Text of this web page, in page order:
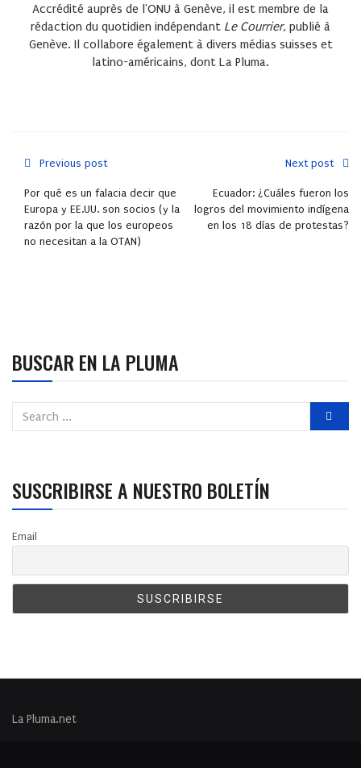
Accrédité auprès de l'ONU à Genève, il est membre de la
rédaction du quotidien indépendant Le Courrier, publié à
Genève. Il collabore également à divers médias suisses et
latino-américains, dont La Pluma.
Previous post
Por qué es un falacia decir que
Europa y EE.UU. son socios (y la
razón por la que los europeos
no necesitan a la OTAN)
Next post
Ecuador: ¿Cuáles fueron los
logros del movimiento indígena
en los 18 días de protestas?
BUSCAR EN LA PLUMA
SUSCRIBIRSE A NUESTRO BOLETÍN
Email
La Pluma.net